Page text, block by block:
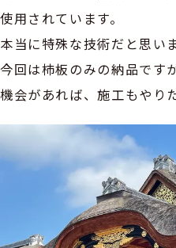
使用されています。
本当に特殊な技術だと思いま
今回は杮板のみの納品ですが
機会があれば、施工もやり